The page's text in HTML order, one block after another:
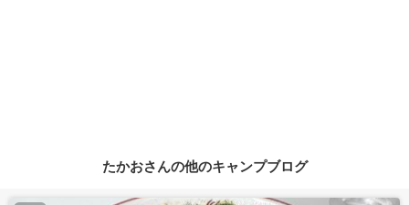
たかおさんの他のキャンプブログ